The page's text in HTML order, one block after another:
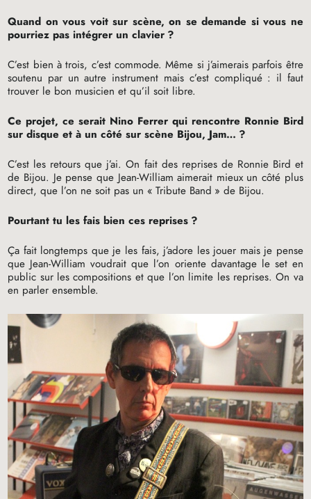
Quand on vous voit sur scène, on se demande si vous ne
pourriez pas intégrer un clavier ?
C’est bien à trois, c’est commode. Même si j’aimerais parfois être
soutenu par un autre instrument mais c’est compliqué : il faut
trouver le bon musicien et qu’il soit libre.
Ce projet, ce serait Nino Ferrer qui rencontre Ronnie Bird
sur disque et à un côté sur scène Bijou, Jam… ?
C’est les retours que j’ai. On fait des reprises de Ronnie Bird et
de Bijou. Je pense que Jean-William aimerait mieux un côté plus
direct, que l’on ne soit pas un « Tribute Band » de Bijou.
Pourtant tu les fais bien ces reprises ?
Ça fait longtemps que je les fais, j’adore les jouer mais je pense
que Jean-William voudrait que l’on oriente davantage le set en
public sur les compositions et que l’on limite les reprises. On va
en parler ensemble.